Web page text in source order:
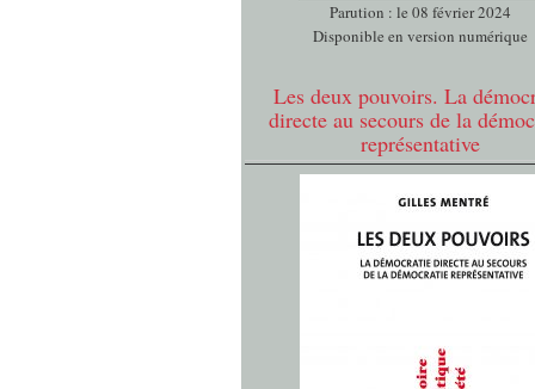
Parution : le 08 février 2024
Disponible en version numérique
Les deux pouvoirs. La
directe au secours de la
représentative